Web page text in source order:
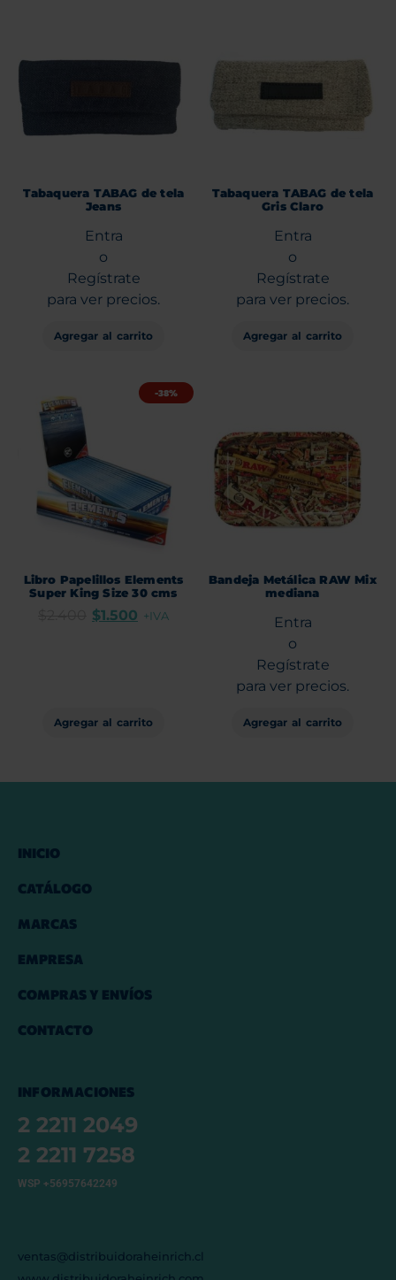
Tabaquera TABAG de tela
Jeans
Entra
o
Regístrate
para ver precios.
Agregar al carrito
Tabaquera TABAG de tela
Gris Claro
Entra
o
Regístrate
para ver precios.
Agregar al carrito
-38%
Libro Papelillos Elements
Super King Size 30 cms
$1.500 +IVA
Agregar al carrito
Bandeja Metálica RAW Mix
mediana
Entra
o
Regístrate
para ver precios.
Agregar al carrito
INICIO
CATÁLOGO
MARCAS
EMPRESA
COMPRAS Y ENVÍOS
CONTACTO
INFORMACIONES
2 2211 2049
2 2211 7258
WSP +56957642249
ventas@distribuidoraheinrich.cl